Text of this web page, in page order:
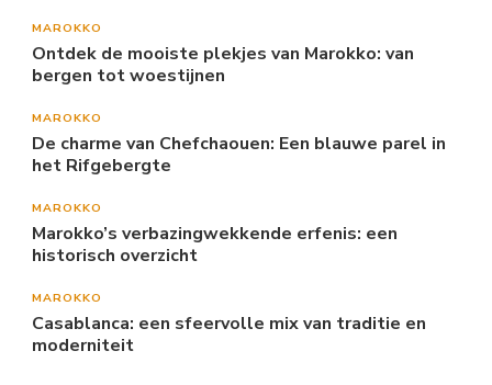
MAROKKO
Ontdek de mooiste plekjes van Marokko: van
bergen tot woestijnen
MAROKKO
De charme van Chefchaouen: Een blauwe parel in
het Rifgebergte
MAROKKO
Marokko’s verbazingwekkende erfenis: een
historisch overzicht
MAROKKO
Casablanca: een sfeervolle mix van traditie en
moderniteit